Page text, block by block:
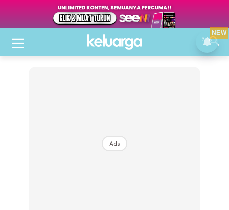
Ads
NEW